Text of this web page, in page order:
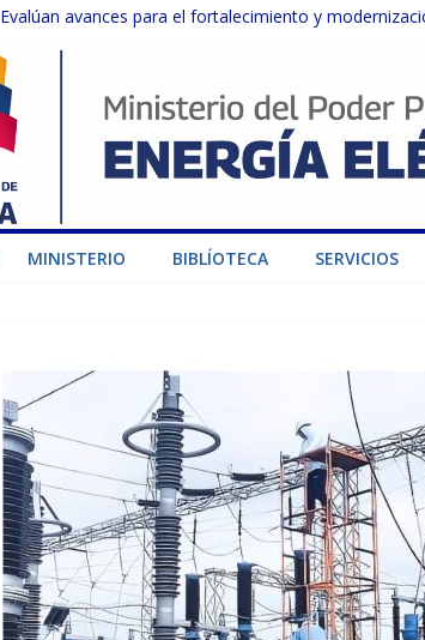
Evalúan avances para el fortalecimiento y
Inspeccionan trabajos de rehabilitación en
Gobierno Nacional activa plan preventivo para
Termocarabobo recupera el 50% de su capacidad de
Condecoran a trabajadores del sector eléctrico por
MINISTERIO BIBLÍOTECA SERVICIOS